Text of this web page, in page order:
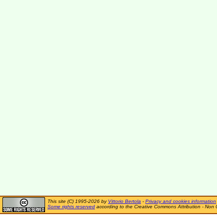
This site (C) 1995-2026 by Vittorio Bertola - Privacy and cookies information
Some rights reserved according to the Creative Commons Attribution - Non